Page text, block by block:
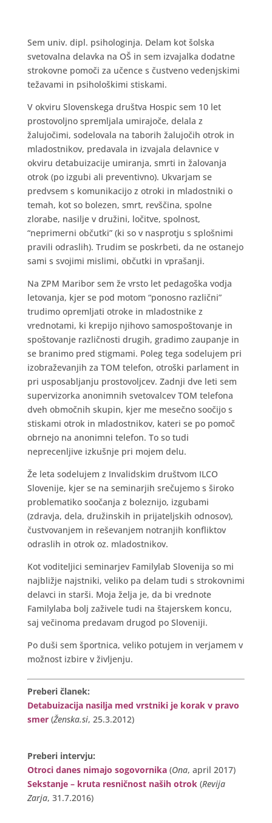
Sem univ. dipl. psihologinja. Delam kot šolska
svetovalna delavka na OŠ in sem izvajalka dodatne
strokovne pomoči za učence s čustveno vedenjskimi
težavami in psihološkimi stiskami.
V okviru Slovenskega društva Hospic sem 10 let
prostovoljno spremljala umirajoče, delala z
žalujočimi, sodelovala na taborih žalujočih otrok in
mladostnikov, predavala in izvajala delavnice v
okviru detabuizacije umiranja, smrti in žalovanja
otrok (po izgubi ali preventivno). Ukvarjam se
predvsem s komunikacijo z otroki in mladostniki o
temah, kot so bolezen, smrt, revščina, spolne
zlorabe, nasilje v družini, ločitve, spolnost,
“neprimerni občutki” (ki so v nasprotju s splošnimi
pravili odraslih). Trudim se poskrbeti, da ne ostanejo
sami s svojimi mislimi, občutki in vprašanji.
Na ZPM Maribor sem že vrsto let pedagoška vodja
letovanja, kjer se pod motom “ponosno različni”
trudimo opremljati otroke in mladostnike z
vrednotami, ki krepijo njihovo samospoštovanje in
spoštovanje različnosti drugih, gradimo zaupanje in
se branimo pred stigmami. Poleg tega sodelujem pri
izobraževanjih za TOM telefon, otroški parlament in
pri usposabljanju prostovoljcev. Zadnji dve leti sem
supervizorka anonimnih svetovalcev TOM telefona
dveh območnih skupin, kjer me mesečno soočijo s
stiskami otrok in mladostnikov, kateri se po pomoč
obrnejo na anonimni telefon. To so tudi
neprecenljive izkušnje pri mojem delu.
Že leta sodelujem z Invalidskim društvom ILCO
Slovenije, kjer se na seminarjih srečujemo s široko
problematiko soočanja z boleznijo, izgubami
(zdravja, dela, družinskih in prijateljskih odnosov),
čustvovanjem in reševanjem notranjih konfliktov
odraslih in otrok oz. mladostnikov.
Kot voditeljici seminarjev Familylab Slovenija so mi
najbližje najstniki, veliko pa delam tudi s strokovnimi
delavci in starši. Moja želja je, da bi vrednote
Familylaba bolj zaživele tudi na štajerskem koncu,
saj večinoma predavam drugod po Sloveniji.
Po duši sem športnica, veliko potujem in verjamem v
možnost izbire v življenju.
Preberi članek:
Detabuizacija nasilja med vrstniki je korak v pravo
smer (Ženska.si, 25.3.2012)
Preberi intervju:
Otroci danes nimajo sogovornika(Ona, april 2017)
Sekstanje – kruta resničnost naših otrok(Revija
Zarja, 31.7.2016)